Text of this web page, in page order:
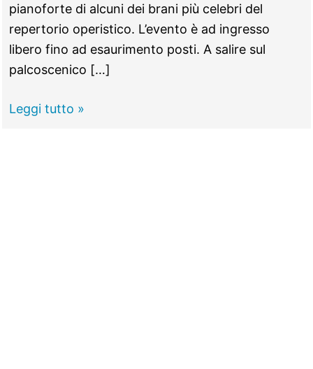
pianoforte di alcuni dei brani più celebri del
repertorio operistico. L’evento è ad ingresso
libero fino ad esaurimento posti. A salire sul
palcoscenico […]
TIVOLI
Leggi tutto »